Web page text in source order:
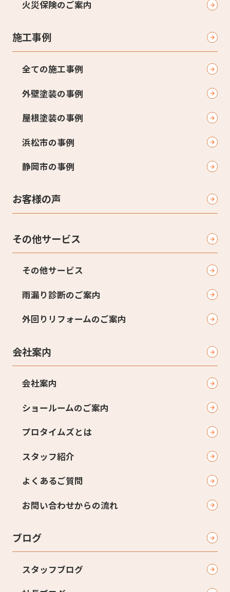
火災保険のご案内
施工事例
全ての施工事例
外壁塗装の事例
屋根塗装の事例
浜松市の事例
静岡市の事例
お客様の声
その他サービス
その他サービス
雨漏り診断のご案内
外回りリフォームのご案内
会社案内
会社案内
ショールームのご案内
プロタイムズとは
スタッフ紹介
よくあるご質問
お問い合わせからの流れ
ブログ
スタッフブログ